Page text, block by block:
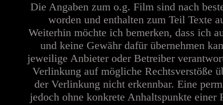
Die Angaben zum o.g. Film sind nach
worden und enthalten zum Teil Texte
Weiterhin möchte ich bemerken, dass ich
und keine Gewähr dafür übernehmen
jeweilige Anbieter oder Betreiber
Verlinkung auf mögliche Rechtsverstöße
der Verlinkung nicht erkennbar. Eine
jedoch ohne konkrete Anhaltspunkte